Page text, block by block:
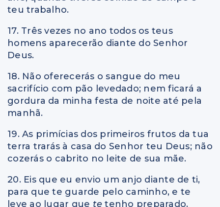
teu trabalho.
17. Três vezes no ano todos os teus
homens aparecerão diante do Senhor
Deus.
18. Não oferecerás o sangue do meu
sacrifício com pão levedado; nem ficará a
gordura da minha festa de noite até pela
manhã.
19. As primícias dos primeiros frutos da tua
terra trarás à casa do Senhor teu Deus; não
cozerás o cabrito no leite de sua mãe.
20. Eis que eu envio um anjo diante de ti,
para que te guarde pelo caminho, e te
leve ao lugar que tetenho preparado.